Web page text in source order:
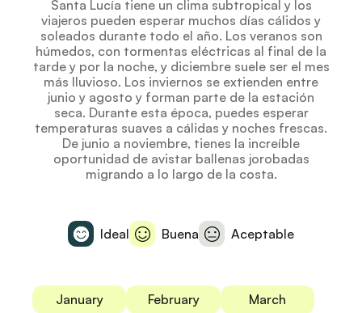
Santa Lucía tiene un clima subtropical y los
viajeros pueden esperar muchos días cálidos y
soleados durante todo el año. Los veranos son
húmedos, con tormentas eléctricas al final de la
tarde y por la noche, y diciembre suele ser el mes
más lluvioso. Los inviernos se extienden entre
junio y agosto y forman parte de la estación
seca. Durante esta época, puedes esperar
temperaturas suaves a cálidas y noches frescas.
De junio a noviembre, tienes la increíble
oportunidad de avistar ballenas jorobadas
migrando a lo largo de la costa.
Ideal Buena Aceptable
January February
March